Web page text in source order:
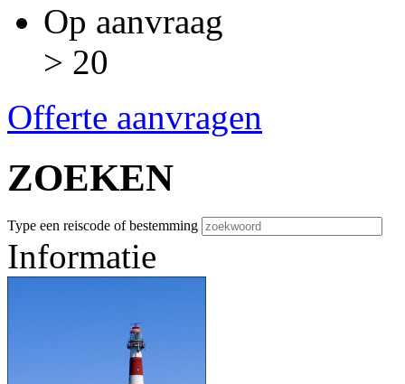
Op aanvraag
> 20
Offerte aanvragen
ZOEKEN
Type een reiscode of bestemming
Informatie